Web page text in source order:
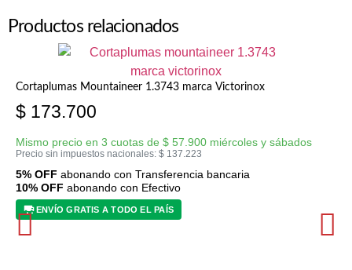
Productos relacionados
Cortaplumas Mountaineer 1.3743 marca Victorinox
$ 173.700
Mismo precio en 3 cuotas de $ 57.900 miércoles y sábados
Precio sin impuestos nacionales: $ 137.223
5% OFF abonando con Transferencia bancaria
10% OFF abonando con Efectivo
ENVÍO GRATIS A TODO EL PAÍS